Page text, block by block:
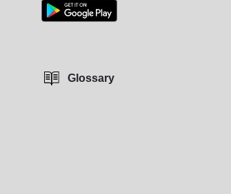
Glossary